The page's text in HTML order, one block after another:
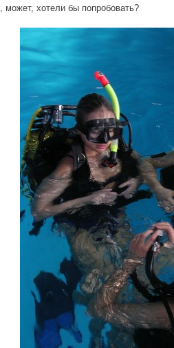
может, хотели бы попробовать?